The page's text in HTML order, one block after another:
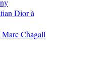
Dior à
Chagall